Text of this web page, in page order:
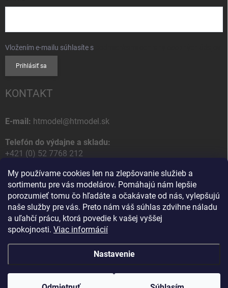
My používame cookies len na zlepšovanie služieb a
sortimentu pre vás modelárov. Pomáhajú nám lepšie
porozumieť tomu čo hľadáte a očakávate od nás, vylepšujú
naše služby pre vás. Preto nám váš súhlas zdvihne náladu
a uľahčí prácu, ktorá povedie k vašej vyššej
spokojnosti. Viac informácií
Nastavenie
Vložením e-mailu súhlasíte s
Prihlásiť sa
KONTAKT
E-mail: htmodel@htmodel.sk
Telefón do výdajne a skladu:
+421 (0) 52 7768 212
Poštová / Odberná adresa:
HT model
Na letisko 49
058 01 Poprad
Slovenská Republika
Copyright 2026HT model. Všetky práva vyhradené.Upraviť nastavenie